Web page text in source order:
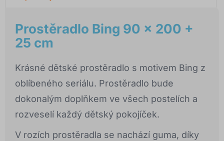
Prostěradlo Bing 90 x 200 +
25 cm
Krásné dětské prostěradlo s motivem Bing z
oblíbeného seriálu. Prostěradlo bude
dokonalým doplňkem ve všech postelích a
rozveselí každý dětský pokojíček.
V rozích prostěradla se nachází guma, díky